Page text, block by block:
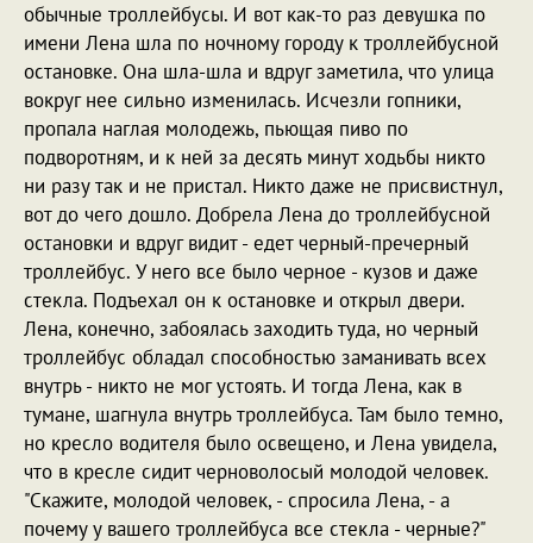
обычные троллейбусы. И вот как-то раз девушка по
имени Лена шла по ночному городу к троллейбусной
остановке. Она шла-шла и вдруг заметила, что улица
вокруг нее сильно изменилась. Исчезли гопники,
пропала наглая молодежь, пьющая пиво по
подворотням, и к ней за десять минут ходьбы никто
ни разу так и не пристал. Никто даже не присвистнул,
вот до чего дошло. Добрела Лена до троллейбусной
остановки и вдруг видит - едет черный-пречерный
троллейбус. У него все было черное - кузов и даже
стекла. Подъехал он к остановке и открыл двери.
Лена, конечно, забоялась заходить туда, но черный
троллейбус обладал способностью заманивать всех
внутрь - никто не мог устоять. И тогда Лена, как в
тумане, шагнула внутрь троллейбуса. Там было темно,
но кресло водителя было освещено, и Лена увидела,
что в кресле сидит черноволосый молодой человек.
"Скажите, молодой человек, - спросила Лена, - а
почему у вашего троллейбуса все стекла - черные?"